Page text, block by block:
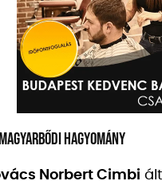
hagyomány
Norbert Cimbi